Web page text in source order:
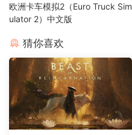
欧洲卡车模拟2（Euro Truck Sim
ulator 2）中文版
猜你喜欢